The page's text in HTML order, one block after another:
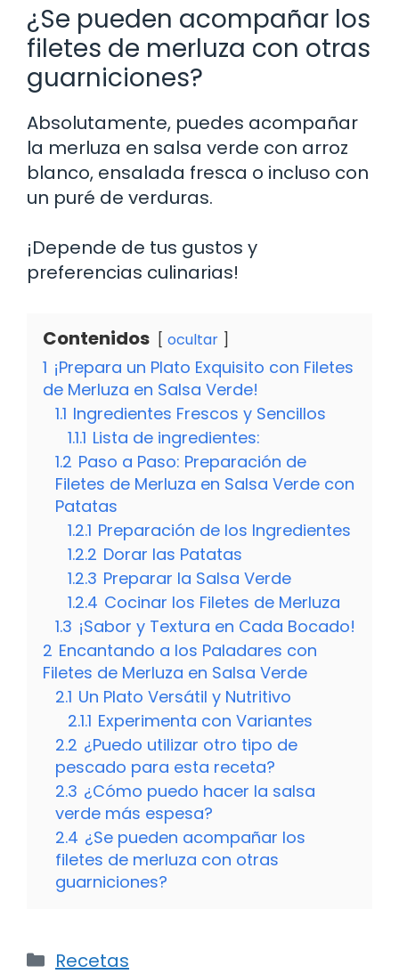
¿Se pueden acompañar los
filetes de merluza con otras
guarniciones?
Absolutamente, puedes acompañar
la merluza en salsa verde con arroz
blanco, ensalada fresca o incluso con
un puré de verduras.
¡Depende de tus gustos y
preferencias culinarias!
Contenidos ocultar
1 ¡Prepara un Plato Exquisito con Filetes
de Merluza en Salsa Verde!
1.1 Ingredientes Frescos y Sencillos
1.1.1 Lista de ingredientes:
1.2 Paso a Paso: Preparación de
Filetes de Merluza en Salsa Verde con
Patatas
1.2.1 Preparación de los Ingredientes
1.2.2 Dorar las Patatas
1.2.3 Preparar la Salsa Verde
1.2.4 Cocinar los Filetes de Merluza
1.3 ¡Sabor y Textura en Cada Bocado!
2 Encantando a los Paladares con
Filetes de Merluza en Salsa Verde
2.1 Un Plato Versátil y Nutritivo
2.1.1 Experimenta con Variantes
2.2 ¿Puedo utilizar otro tipo de
pescado para esta receta?
2.3 ¿Cómo puedo hacer la salsa
verde más espesa?
2.4 ¿Se pueden acompañar los
filetes de merluza con otras
guarniciones?
Categorías
Recetas